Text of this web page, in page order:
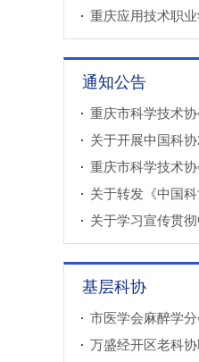
通知公告
基层科协